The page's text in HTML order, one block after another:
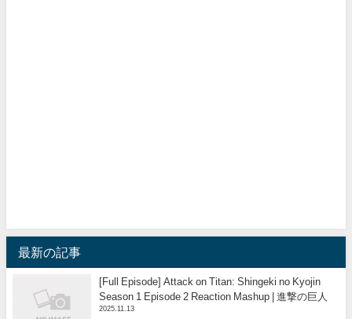
最新の記事
[Full Episode] Attack on Titan: Shingeki no Kyojin
Season 1 Episode 2 Reaction Mashup | 進撃の巨人
2025.11.13